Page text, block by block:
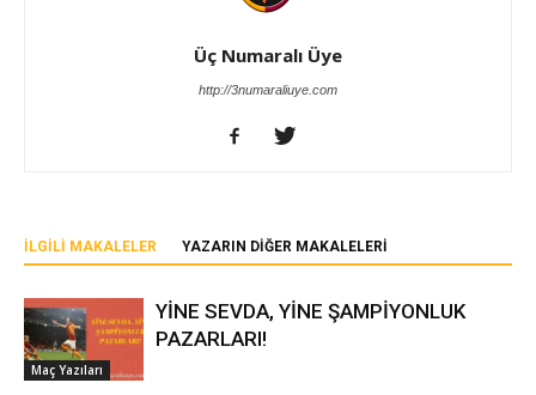
Üç Numaralı Üye
http://3numaraliuye.com
İLGILI MAKALELER YAZARIN DIĞER MAKALELERI
Maç Yazıları
YİNE SEVDA, YİNE ŞAMPİYONLUK
PAZARLARI!